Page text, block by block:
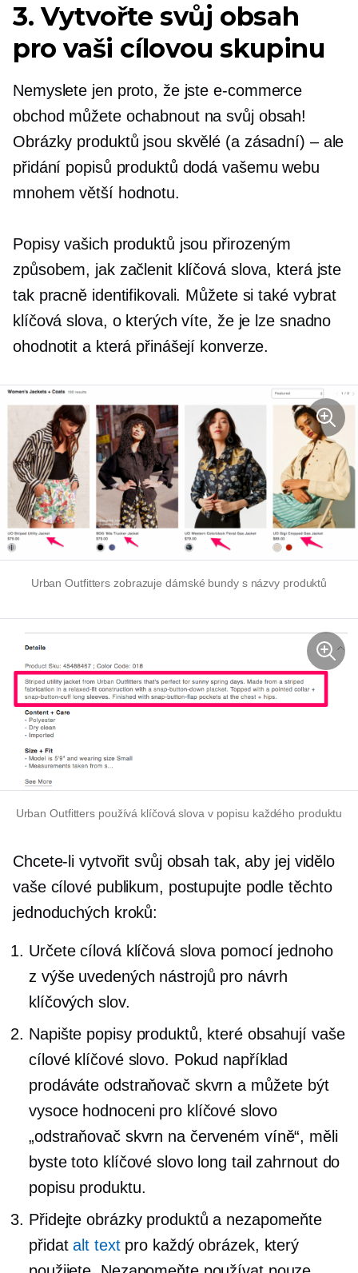
3. Vytvořte svůj obsah
pro vaši cílovou skupinu
Nemyslete jen proto, že jstee-commerce
obchod můžete ochabnout na svůj obsah!
Obrázky produktů jsou skvělé (a zásadní) – ale
přidání popisů produktů dodá vašemu webu
mnohem větší hodnotu.
Popisy vašich produktů jsou přirozeným
způsobem, jak začlenit klíčová slova, která jste
tak pracně identifikovali. Můžete si také vybrat
klíčová slova, o kterých víte, že je lze snadno
ohodnotit a která přinášejí konverze.
Urban Outfitters zobrazuje dámské bundy s názvy produktů
Urban Outfitters používá klíčová slova v popisu každého produktu
Chcete-li vytvořit svůj obsah tak, aby jej vidělo
vaše cílové publikum, postupujte podle těchto
jednoduchých kroků:
Určete cílová klíčová slova pomocí jednoho
z výše uvedených nástrojů pro návrh
klíčových slov.
Napište popisy produktů, které obsahují vaše
cílové klíčové slovo. Pokud například
prodáváte odstraňovač skvrn a můžete být
vysoce hodnoceni pro klíčové slovo
„odstraňovač skvrn na červeném víně“, měli
byste toto klíčové slovo long tail zahrnout do
popisu produktu.
Přidejte obrázky produktů a nezapomeňte
přidatalt textpro každý obrázek, který